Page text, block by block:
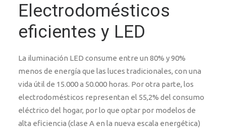
Electrodomésticos
eficientes y LED
La iluminación LED consume entre un 80% y 90%
menos de energía que las luces tradicionales, con una
vida útil de 15.000 a 50.000 horas. Por otra parte, los
electrodomésticos representan el 55,2% del consumo
eléctrico del hogar, por lo que optar por modelos de
alta eficiencia (clase A en la nueva escala energética)